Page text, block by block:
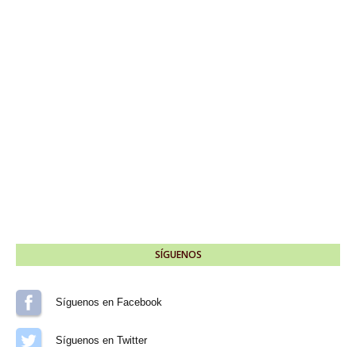
SÍGUENOS
Síguenos en Facebook
Síguenos en Twitter